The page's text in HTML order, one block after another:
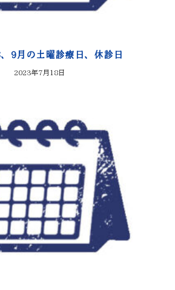
、9月の土曜診療日、休診日
2023年7月18日